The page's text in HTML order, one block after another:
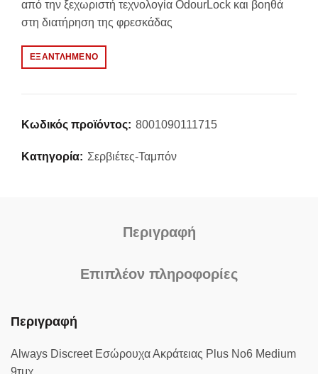
από την ξεχωριστή τεχνολογία OdourLock και βοηθά
στη διατήρηση της φρεσκάδας
ΕΞΑΝΤΛΗΜΈΝΟ
Κωδικός προϊόντος: 8001090111715
Κατηγορία: Σερβιέτες-Ταμπόν
Περιγραφή
Επιπλέον πληροφορίες
Περιγραφή
Always Discreet Εσώρουχα Ακράτειας Plus Νo6 Medium
9τμχ